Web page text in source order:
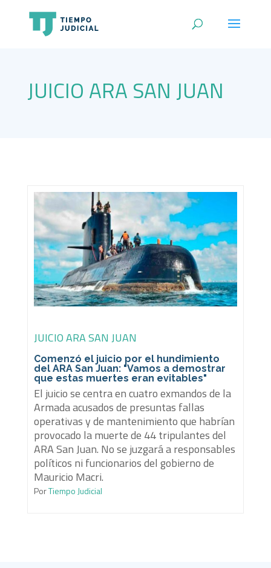
JUICIO ARA SAN JUAN
JUICIO ARA SAN JUAN
Comenzó el juicio por el hundimiento
del ARA San Juan: "Vamos a demostrar
que estas muertes eran evitables"
El juicio se centra en cuatro exmandos de la
Armada acusados de presuntas fallas
operativas y de mantenimiento que habrían
provocado la muerte de 44 tripulantes del
ARA San Juan. No se juzgará a responsables
políticos ni funcionarios del gobierno de
Mauricio Macri.
PorTiempo Judicial